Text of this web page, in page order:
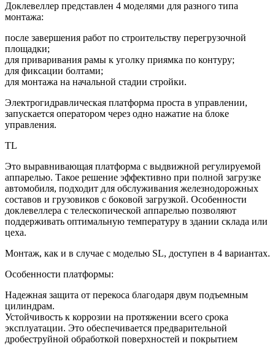
Доклевеллер представлен 4 моделями для разного типа
монтажа:
после завершения работ по строительству перегрузочной
площадки;
для приваривания рамы к уголку приямка по контуру;
для фиксации болтами;
для монтажа на начальной стадии стройки.
Электрогидравлическая платформа проста в управлении,
запускается оператором через одно нажатие на блоке
управления.
TL
Это выравнивающая платформа с выдвижной регулируемой
аппарелью. Такое решение эффективно при полной загрузке
автомобиля, подходит для обслуживания железнодорожных
составов и грузовиков с боковой загрузкой. Особенности
доклевеллера с телескопической аппарелью позволяют
поддерживать оптимальную температуру в здании склада или
цеха.
Монтаж, как и в случае с моделью SL, доступен в 4 вариантах.
Особенности платформы:
Надежная защита от перекоса благодаря двум подъемным
цилиндрам.
Устойчивость к коррозии на протяжении всего срока
эксплуатации. Это обеспечивается предварительной
дробеструйной обработкой поверхностей и покрытием